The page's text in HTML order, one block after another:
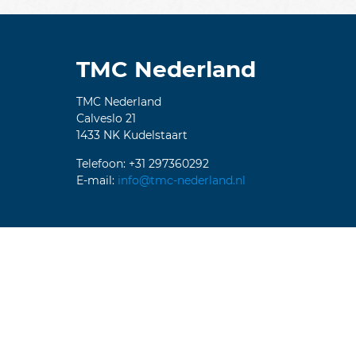
TMC Nederland
TMC Nederland
Calveslo 21
1433 NK Kudelstaart
Telefoon: +31 297360292
E-mail: info@tmc-nederland.nl